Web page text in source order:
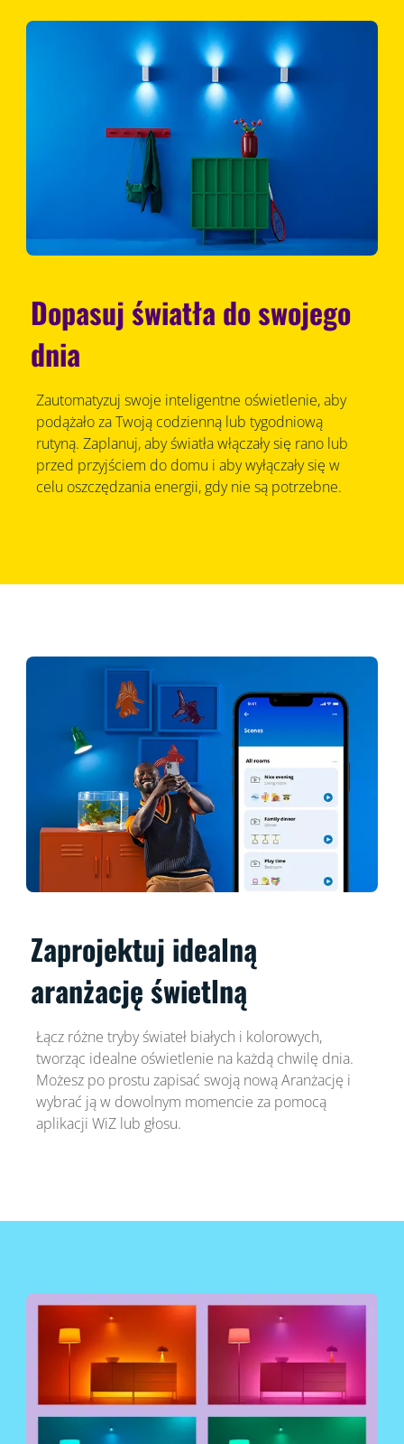
Dopasuj światła do swojego
dnia
Zautomatyzuj swoje inteligentne oświetlenie, aby
podążało za Twoją codzienną lub tygodniową
rutyną. Zaplanuj, aby światła włączały się rano lub
przed przyjściem do domu i aby wyłączały się w
celu oszczędzania energii, gdy nie są potrzebne.
Zaprojektuj idealną
aranżację świetlną
Łącz różne tryby świateł białych i kolorowych,
tworząc idealne oświetlenie na każdą chwilę dnia.
Możesz po prostu zapisać swoją nową Aranżację i
wybrać ją w dowolnym momencie za pomocą
aplikacji WiZ lub głosu.